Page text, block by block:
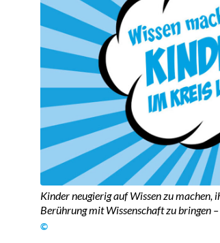
Kinder neugierig auf Wissen zu machen,
Berührung mit Wissenschaft zu bringen
©